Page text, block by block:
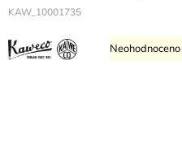
KAW_10001735
Průměrné
hodnocení
Neohodnoceno